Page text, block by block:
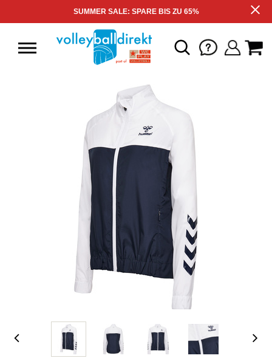
SUMMER SALE: SPARE BIS ZU 65%